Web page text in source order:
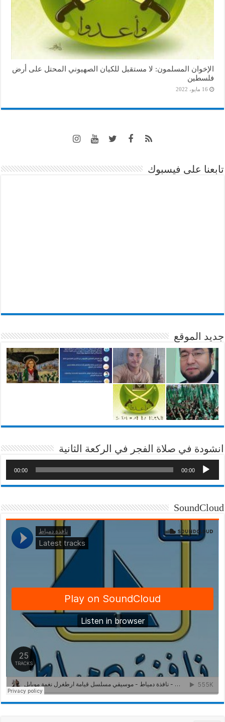
الإخوان المسلمون: لا مستقبل للكيان الصهيوني المحتل على أرض
فلسطين
16 مايو، 2022
تابعنا على فيسبوك
جديد الموقع
انشودة في صلاة الفجر في الركعة الثانية
00:00
00:00
SoundCloud